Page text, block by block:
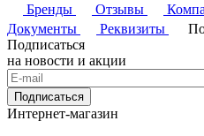
Бренды
Отзывы
Документы
Реквизиты
Подписаться
на новости и акции
Подписаться
Интернет-магазин